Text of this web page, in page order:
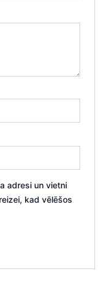
adresi un vietni
kad vēlēšos